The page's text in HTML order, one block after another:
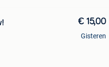
€ 15,00
Gisteren